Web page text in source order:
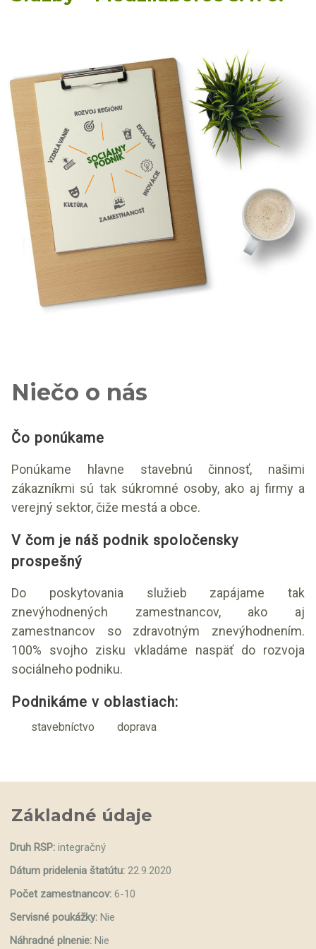
Niečo o nás
Čo ponúkame
Ponúkame hlavne stavebnú činnosť, našimi
zákazníkmi sú tak súkromné osoby, ako aj firmy a
verejný sektor, čiže mestá a obce.
V čom je náš podnik spoločensky
prospešný
Do poskytovania služieb zapájame tak
znevýhodnených zamestnancov, ako aj
zamestnancov so zdravotným znevýhodnením.
100% svojho zisku vkladáme naspäť do rozvoja
sociálneho podniku.
Podnikáme v oblastiach:
stavebníctvo doprava
Základné údaje
Druh RSP: integračný
Dátum pridelenia štatútu: 22.9.2020
Počet zamestnancov: 6-10
Servisné poukážky: Nie
Náhradné plnenie: Nie